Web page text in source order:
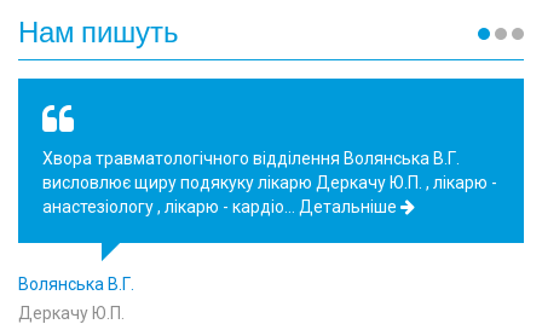
Нам пишуть
Прошу Вас винести подяку лікарю кардіологу за її
людяність, високий професіоналізм, позитивність. Я
вдячна особито Вам, як керівнику, за те…Детальніше
Праведнікової Н.О.
Мазорчук Ю.М.